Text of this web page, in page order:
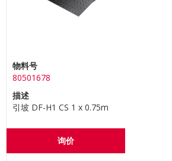
物料号
80501678
描述
引坡 DF-H1 CS 1 x 0.75m
询价